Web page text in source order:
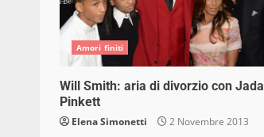
Amori finiti
Will Smith: aria di divorzio con Jada
Pinkett
Elena Simonetti 2 Novembre 2013